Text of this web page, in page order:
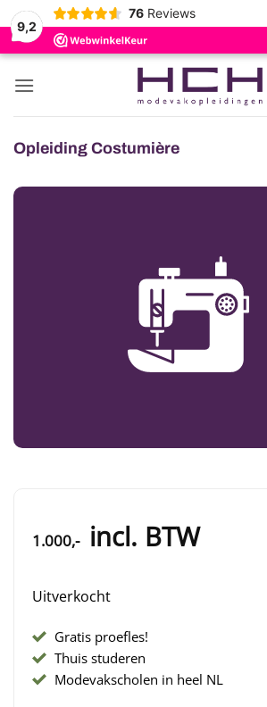
9,2
76 Reviews
Ga
naar
Opleiding Costumière
1.000,-
Uitverkocht
Gratis proefles!
Thuis studeren
Modevakscholen in heel NL